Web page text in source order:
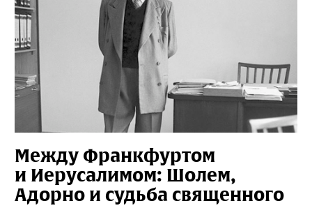
Между Франкфуртом
и Иерусалимом: Шолем,
Адорно и судьба священного